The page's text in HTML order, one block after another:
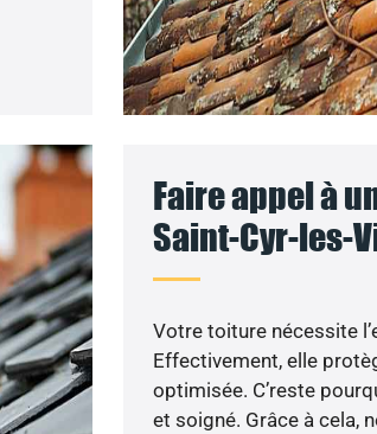
Faire appel à
Saint-Cyr-les-
Votre toiture nécessite
Effectivement, elle
optimisée. C’reste
et soigné. Grâce à cela,